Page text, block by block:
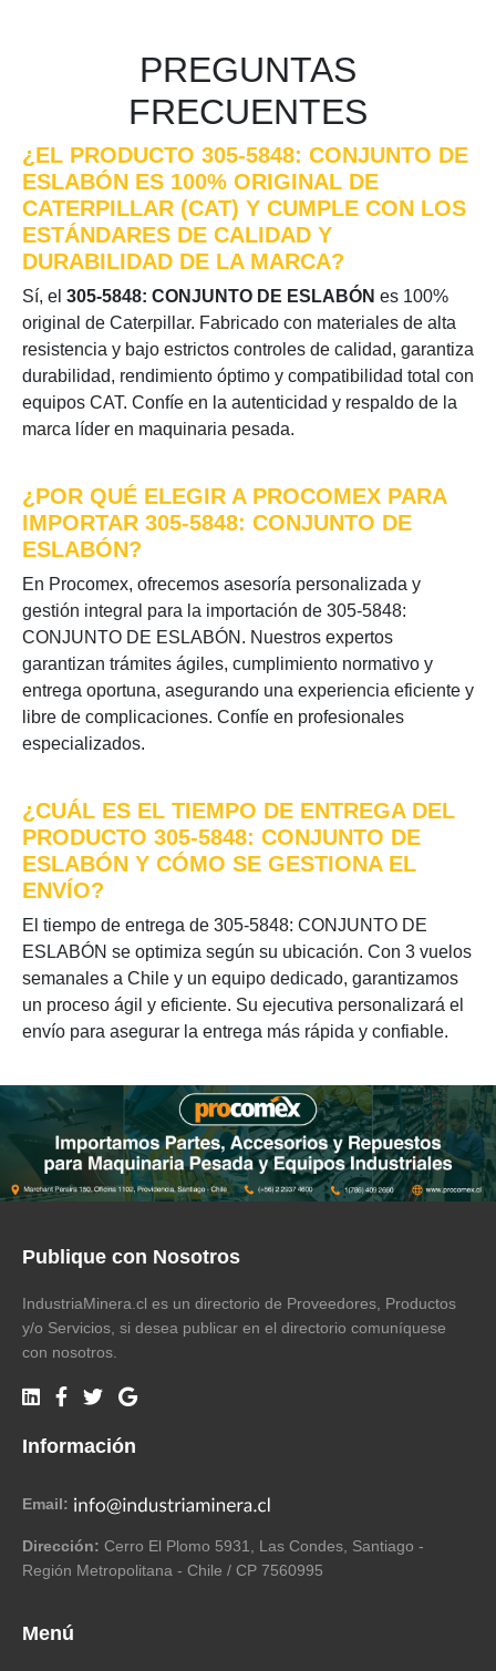
PREGUNTAS
FRECUENTES
¿EL PRODUCTO 305-5848: CONJUNTO DE
ESLABÓN ES 100% ORIGINAL DE
CATERPILLAR (CAT) Y CUMPLE CON LOS
ESTÁNDARES DE CALIDAD Y
DURABILIDAD DE LA MARCA?
Sí, el 305-5848: CONJUNTO DE ESLABÓN es 100%
original de Caterpillar. Fabricado con materiales de alta
resistencia y bajo estrictos controles de calidad, garantiza
durabilidad, rendimiento óptimo y compatibilidad total con
equipos CAT. Confíe en la autenticidad y respaldo de la
marca líder en maquinaria pesada.
¿POR QUÉ ELEGIR A PROCOMEX PARA
IMPORTAR 305-5848: CONJUNTO DE
ESLABÓN?
En Procomex, ofrecemos asesoría personalizada y
gestión integral para la importación de 305-5848:
CONJUNTO DE ESLABÓN. Nuestros expertos
garantizan trámites ágiles, cumplimiento normativo y
entrega oportuna, asegurando una experiencia eficiente y
libre de complicaciones. Confíe en profesionales
especializados.
¿CUÁL ES EL TIEMPO DE ENTREGA DEL
PRODUCTO 305-5848: CONJUNTO DE
ESLABÓN Y CÓMO SE GESTIONA EL
ENVÍO?
El tiempo de entrega de 305-5848: CONJUNTO DE
ESLABÓN se optimiza según su ubicación. Con 3 vuelos
semanales a Chile y un equipo dedicado, garantizamos
un proceso ágil y eficiente. Su ejecutiva personalizará el
envío para asegurar la entrega más rápida y confiable.
Publique con Nosotros
IndustriaMinera.cl es un directorio de Proveedores, Productos
y/o Servicios, si desea publicar en el directorio comuníquese
con nosotros.
Información
Email:
Dirección: Cerro El Plomo 5931, Las Condes, Santiago -
Región Metropolitana - Chile / CP 7560995
Menú